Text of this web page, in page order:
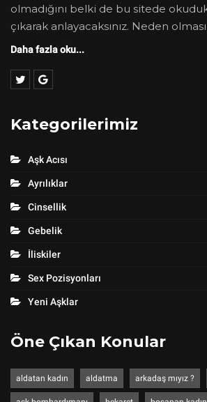
olmadığını belki de bu sitede
çıkarak anlayacaksınız. Neden
Daha fazla oku...
Kategorilerimiz
Aşk Acısı
Ayrılıklar
Cinsellik
Gebelik
İliskiler
Sex Pozisyonları
Yeni Aşklar
Öne Çıkan Konular
aldatan kadın aldatma arkadaş mıyız ?